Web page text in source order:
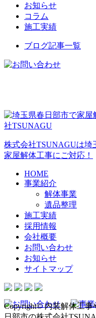
お知らせ
コラム
施工実績
ブログ記事一覧
株式会社TSUNAGUは埼
家屋解体工事にご対応！
HOME
事業紹介
解体事業
遺品整理
施工実績
採用情報
会社概要
お問い合わせ
お知らせ
サイトマップ
Copyright© 内装解体工